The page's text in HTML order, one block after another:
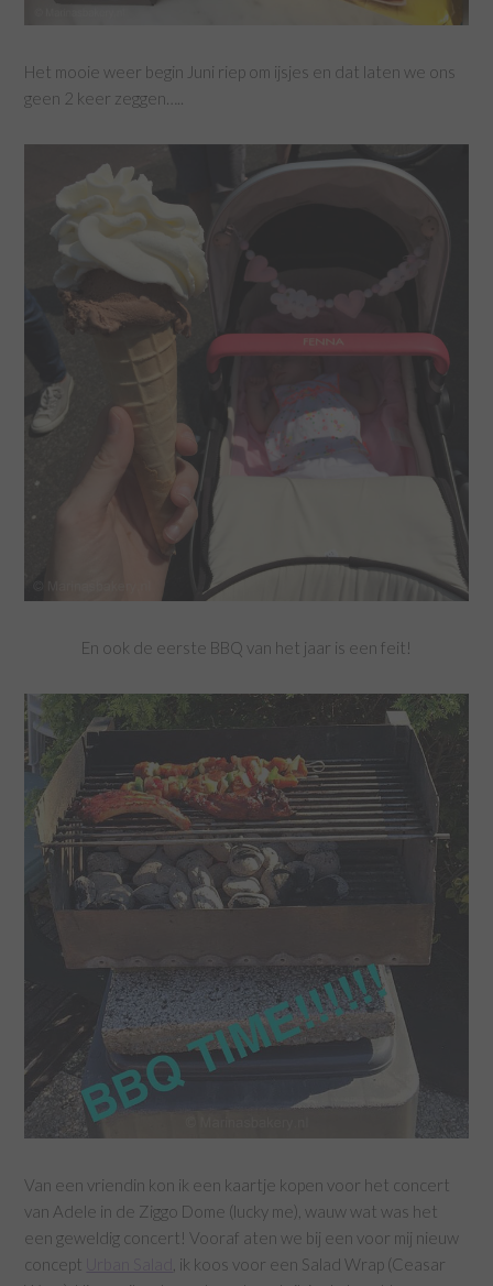
Het mooie weer begin Juni riep om ijsjes en dat laten we ons
geen 2 keer zeggen…..
En ook de eerste BBQ van het jaar is een feit!
Van een vriendin kon ik een kaartje kopen voor het concert
van Adele in de Ziggo Dome (lucky me), wauw wat was het
een geweldig concert! Vooraf aten we bij een voor mij nieuw
concept
, ik koos voor een Salad Wrap (Ceasar